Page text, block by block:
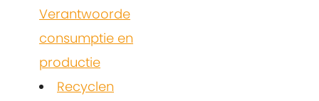
Verantwoorde
consumptie en
productie
Recyclen